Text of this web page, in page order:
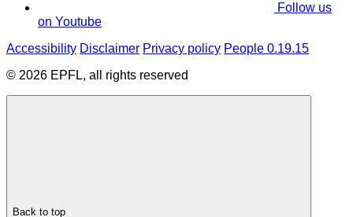
Follow us
on Youtube
Accessibility Disclaimer Privacy policy People 0.19.15
© 2026 EPFL, all rights reserved
Back to top